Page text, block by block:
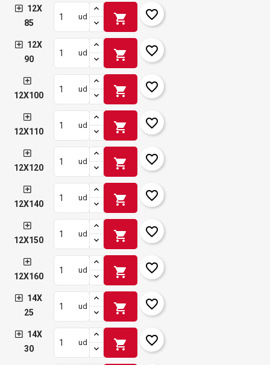
12X
85
ud shopping_cart favorite_border
12X
90
ud shopping_cart favorite_border
12X100
ud shopping_cart favorite_border
12X110
ud shopping_cart favorite_border
12X120
ud shopping_cart favorite_border
12X140
ud shopping_cart favorite_border
12X150
ud shopping_cart favorite_border
12X160
ud shopping_cart favorite_border
14X
25
ud shopping_cart favorite_border
14X
30
ud shopping_cart favorite_border